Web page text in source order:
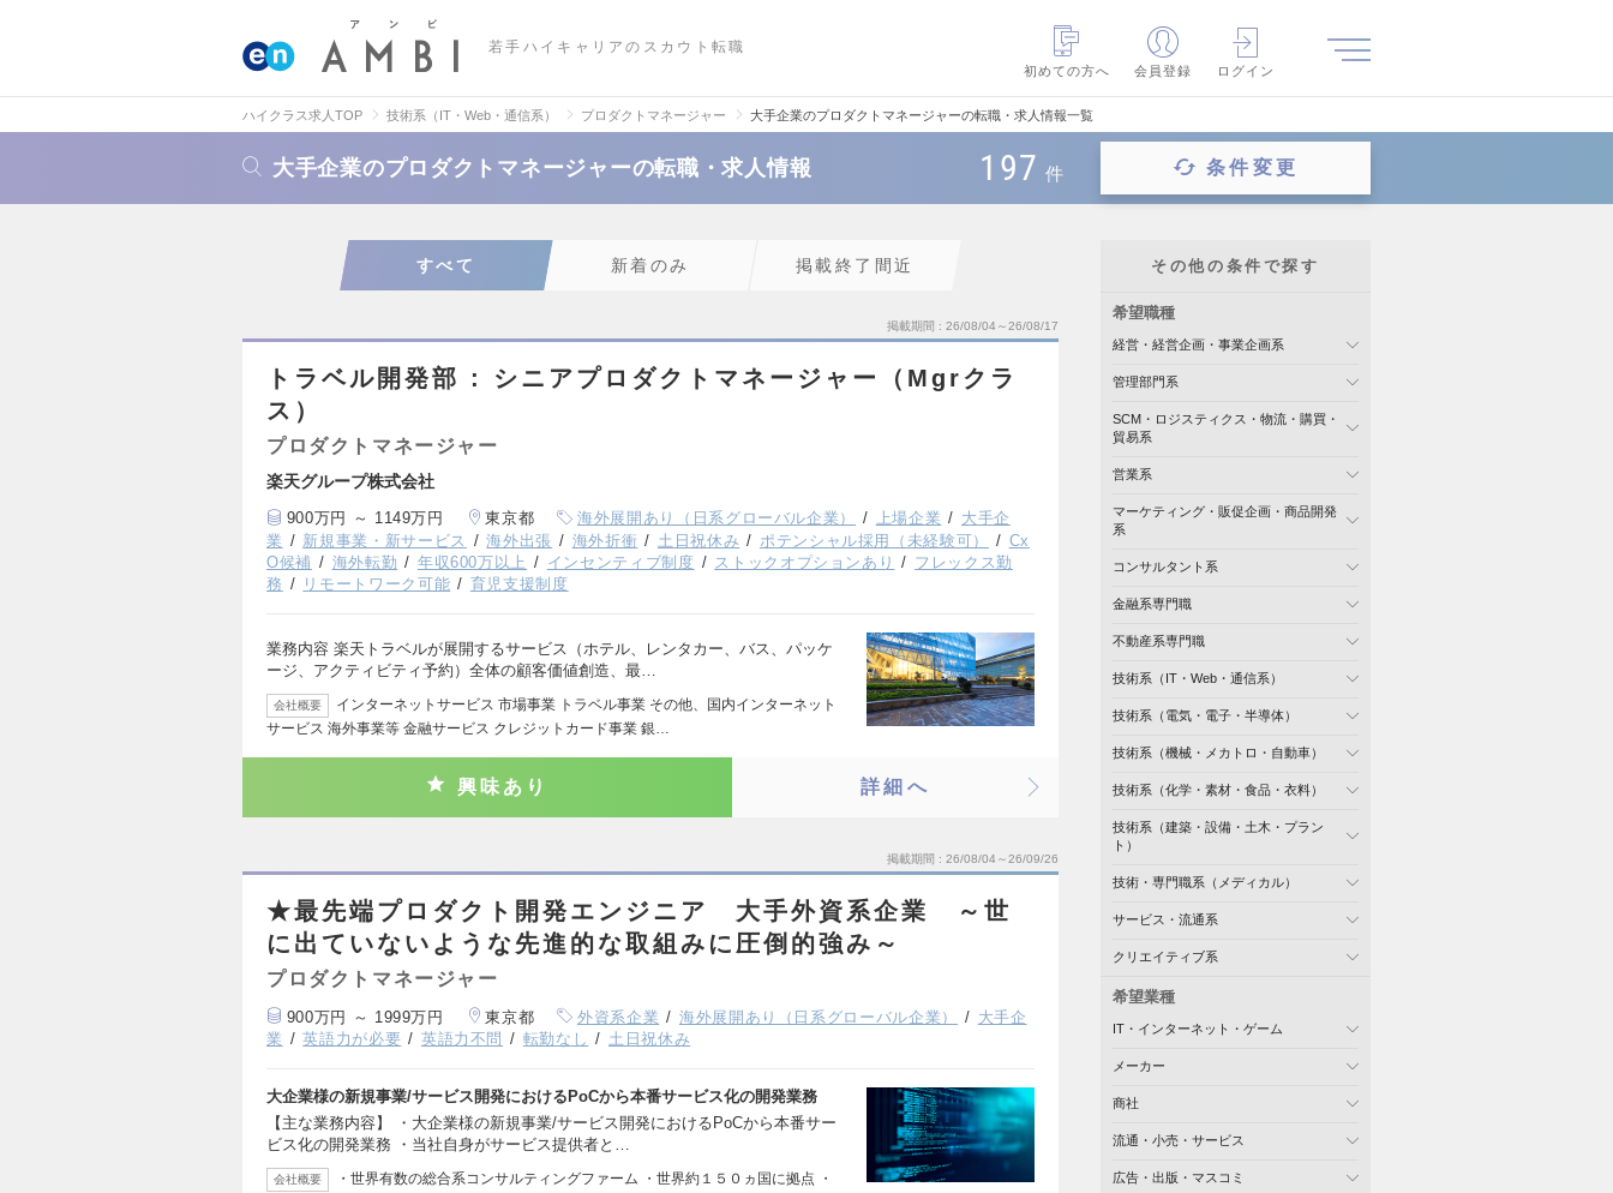
若手ハイキャリアのスカウト転職
初めての方へ
会員登録 ログイン
ハイクラス求人TOP 技術系（IT・Web・通信系） プロダクトマネージャー 大手企業のプロダクトマネージャーの転職・求人情報一覧
大手企業のプロダクトマネージャーの転職・求人情報 197 件 条件変更
すべて 新着のみ 掲載終了間近
掲載期間 26/08/04～26/08/17
トラベル開発部 : シニアプロダクトマネージャー（Mgrクラ
ス）
プロダクトマネージャー
楽天グループ株式会社
900万円 ～ 1149万円 東京都 海外展開あり（日系グローバル企業） 上場企業
大手企
業
新規事業・新サービス 海外出張 海外折衝 土日祝休み ポテンシャル採用（未経験可）
Cx
O候補
海外転勤 年収600万以上 インセンティブ制度 ストックオプションあり
フレックス勤
務
リモートワーク可能 育児支援制度
業務内容 楽天トラベルが展開するサービス（ホテル、レンタカー、バス、パッケ
ージ、アクティビティ予約）全体の顧客価値創造、最…
会社概要
インターネットサービス 市場事業 トラベル事業 その他、国内インターネット
サービス 海外事業等 金融サービス クレジットカード事業 銀…
興味あり 詳細へ
掲載期間 26/08/04～26/09/26
★最先端プロダクト開発エンジニア 大手外資系企業 ～世
に出ていないような先進的な取組みに圧倒的強み～
プロダクトマネージャー
900万円 ～ 1999万円 東京都 外資系企業 海外展開あり（日系グローバル企業）
大手企
業
英語力が必要 英語力不問 転勤なし 土日祝休み
大企業様の新規事業/サービス開発におけるPoCから本番サービス化の開発業務
【主な業務内容】 ・大企業様の新規事業/サービス開発におけるPoCから本番サー
ビス化の開発業務 ・当社自身がサービス提供者と…
会社概要
・世界有数の総合系コンサルティングファーム ・世界約１５０ヵ国に拠点 ・
その他の条件で探す
希望職種
経営・経営企画・事業企画系
管理部門系
SCM・ロジスティクス・物流・購買・
貿易系
営業系
マーケティング・販促企画・商品開発
系
コンサルタント系
金融系専門職
不動産系専門職
技術系（IT・Web・通信系）
技術系（電気・電子・半導体）
技術系（機械・メカトロ・自動車）
技術系（化学・素材・食品・衣料）
技術系（建築・設備・土木・プラン
ト）
技術・専門職系（メディカル）
サービス・流通系
クリエイティブ系
希望業種
IT・インターネット・ゲーム
メーカー
商社
流通・小売・サービス
広告・出版・マスコミ